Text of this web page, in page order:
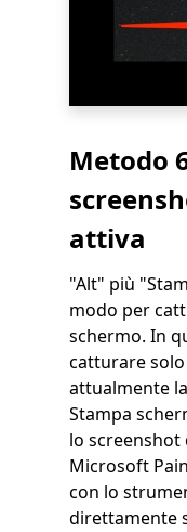
Metodo
attiva
"Alt" più
modo per
schermo. In
catturare
attualmente
Stampa
lo
Microsoft
con lo
direttamente